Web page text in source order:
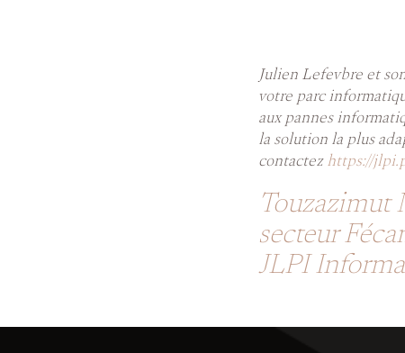
Julien Lefevbre et
votre parc
aux pannes
la solution la plus
contactezhttps://
Touzazimut
secteur
JLPI